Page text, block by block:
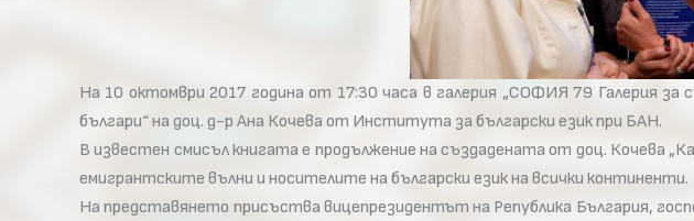
На 10 октомври 2017 година от 17:30 часа в галерия „СОФИЯ 79 Галерия
българи“ на доц. д-р Ана Кочева от Института за български език при БАН.
В известен смисъл книгата е продължение на създадената от доц. Кочева
емигрантските вълни и носителите на български език на всички континенти.
На представянето присъства вицепрезидентът на Република България,